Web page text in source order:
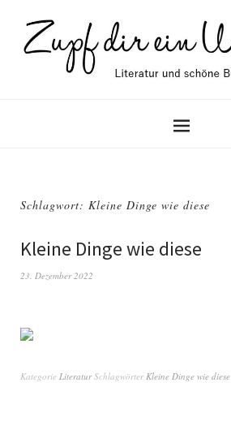
Schlagwort: Kleine Dinge wie diese
Kleine Dinge wie diese
23. Dezember 2022
Kategorie Literatur Schlagwörter Kleine Dinge wie diese